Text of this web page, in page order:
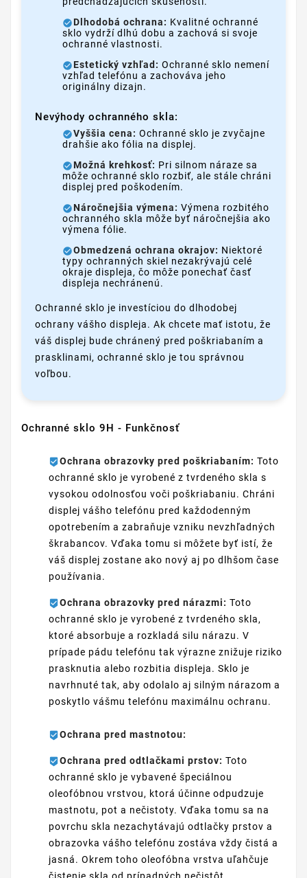
Dlhodobá ochrana: Kvalitné ochranné
sklo vydrží dlhú dobu a zachová si svoje
ochranné vlastnosti.
Estetický vzhľad: Ochranné sklo nemení
vzhľad telefónu a zachováva jeho
originálny dizajn.
Nevýhody ochranného skla:
Vyššia cena: Ochranné sklo je zvyčajne
drahšie ako fólia na displej.
Možná krehkosť: Pri silnom náraze sa
môže ochranné sklo rozbiť, ale stále chráni
displej pred poškodením.
Náročnejšia výmena: Výmena rozbitého
ochranného skla môže byť náročnejšia ako
výmena fólie.
Obmedzená ochrana okrajov: Niektoré
typy ochranných skiel nezakrývajú celé
okraje displeja, čo môže ponechať časť
displeja nechránenú.
Ochranné sklo je investíciou do dlhodobej
ochrany vášho displeja. Ak chcete mať istotu, že
váš displej bude chránený pred poškriabaním a
prasklinami, ochranné sklo je tou správnou
voľbou.
Ochranné sklo 9H - Funkčnosť
Ochrana obrazovky pred poškriabaním: Toto
ochranné sklo je vyrobené z tvrdeného skla s
vysokou odolnosťou voči poškriabaniu. Chráni
displej vášho telefónu pred každodenným
opotrebením a zabraňuje vzniku nevzhľadných
škrabancov. Vďaka tomu si môžete byť istí, že
váš displej zostane ako nový aj po dlhšom čase
používania.
Ochrana obrazovky pred nárazmi: Toto
ochranné sklo je vyrobené z tvrdeného skla,
ktoré absorbuje a rozkladá silu nárazu. V
prípade pádu telefónu tak výrazne znižuje riziko
prasknutia alebo rozbitia displeja. Sklo je
navrhnuté tak, aby odolalo aj silným nárazom a
poskytlo vášmu telefónu maximálnu ochranu.
Ochrana pred mastnotou:
Ochrana pred odtlačkami prstov: Toto
ochranné sklo je vybavené špeciálnou
oleofóbnou vrstvou, ktorá účinne odpudzuje
mastnotu, pot a nečistoty. Vďaka tomu sa na
povrchu skla nezachytávajú odtlačky prstov a
obrazovka vášho telefónu zostáva vždy čistá a
jasná. Okrem toho oleofóbna vrstva uľahčuje